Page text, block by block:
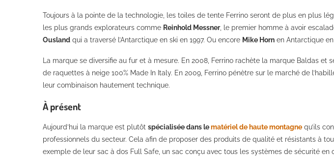
Toujours à la pointe de la technologie, les toiles de tente Ferrino seront de plus en plus
les plus grands explorateurs comme Reinhold Messner, le premier homme à avoir
Ousland qui a traversé l’Antarctique en ski en 1997. Ou encore Mike Horn en Antarctique en
La marque se diversifie au fur et à mesure. En 2008, Ferrino rachète la marque Baldas et
de raquettes à neige 100% Made In Italy. En 2009, Ferrino pénètre sur le marché de
leur combinaison hautement technique.
À présent
Aujourd’hui la marque est plutôt spécialisée dans lematériel de haute montagne qu’ils
professionnels du secteur. Cela afin de proposer des produits de qualité et résistants à
exemple de leur sac à dos Full Safe, un sac conçu avec tous les systèmes de sécurité en